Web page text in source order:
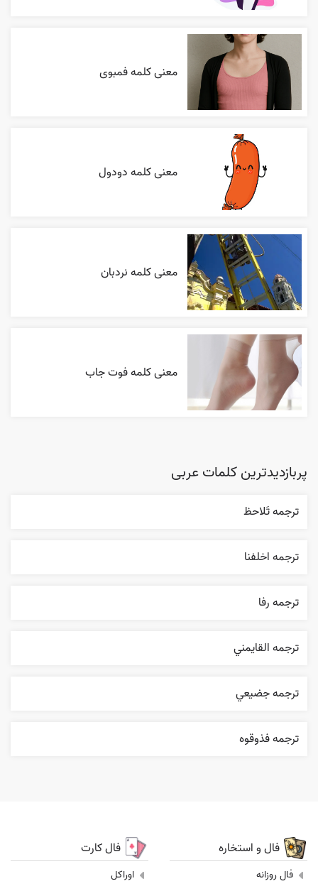
معنی کلمه فمبوی
معنی کلمه دودول
معنی کلمه نردبان
معنی کلمه فوت جاب
پربازدیدترین کلمات عربی
ترجمه تَلاحظ
ترجمه اخلفنا
ترجمه رفا
ترجمه القایمني
ترجمه جضيعي
ترجمه فذوقوه
فال و استخاره
فال روزانه
فال کارت
اوراکل